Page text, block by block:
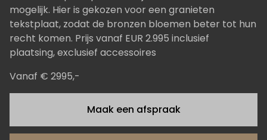
mogelijk. Hier is gekozen voor een granieten
tekstplaat, zodat de bronzen bloemen beter tot hun
recht komen. Prijs vanaf EUR 2.995 inclusief
plaatsing, exclusief accessoires
Vanaf € 2995,-
Maak een afspraak